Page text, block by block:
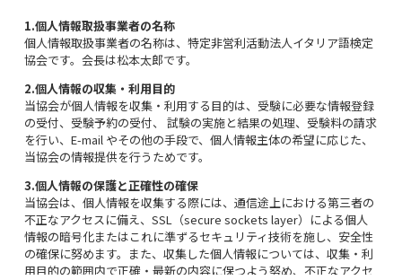
1.個人情報取扱事業者の名称
個人情報取扱事業者の名称は、特定非営利活動法人イタリア語検定
協会です。会長は松本太郎です。
2.個人情報の収集・利用目的
当協会が個人情報を収集・利用する目的は、受験に必要な情報登録
の受付、受験予約の受付、 試験の実施と結果の処理、受験料の請求
を行い、E-mail やその他の手段で、個人情報主体の希望に応じた、
当協会の情報提供を行うためです。
3.個人情報の保護と正確性の確保
当協会は、個人情報を収集する際には、通信途上における第三者の
不正なアクセスに備え、SSL（secure sockets layer）による個人
情報の暗号化またはこれに準ずるセキュリティ技術を施し、安全性
の確保に努めます。また、収集した個人情報については、収集・利
用目的の範囲内で正確・最新の内容に保つよう努め、不正なアクセ